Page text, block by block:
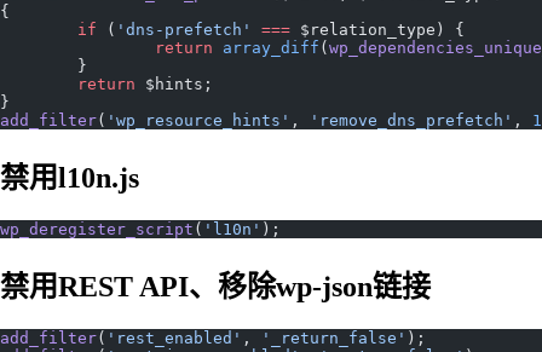
{
	if
( 'dns-prefetch' === $relation_type) {
		return
array_diff (
	}
	return
$hints;
}
add_filter( 'wp_resource_hints' , 'remove_dns_prefetch' ,
禁用l10n.js
wp_deregister_script ( 'l10n' );
禁用REST API、移除wp-json链接
add_filter( 'rest_enabled' , '_return_false' );